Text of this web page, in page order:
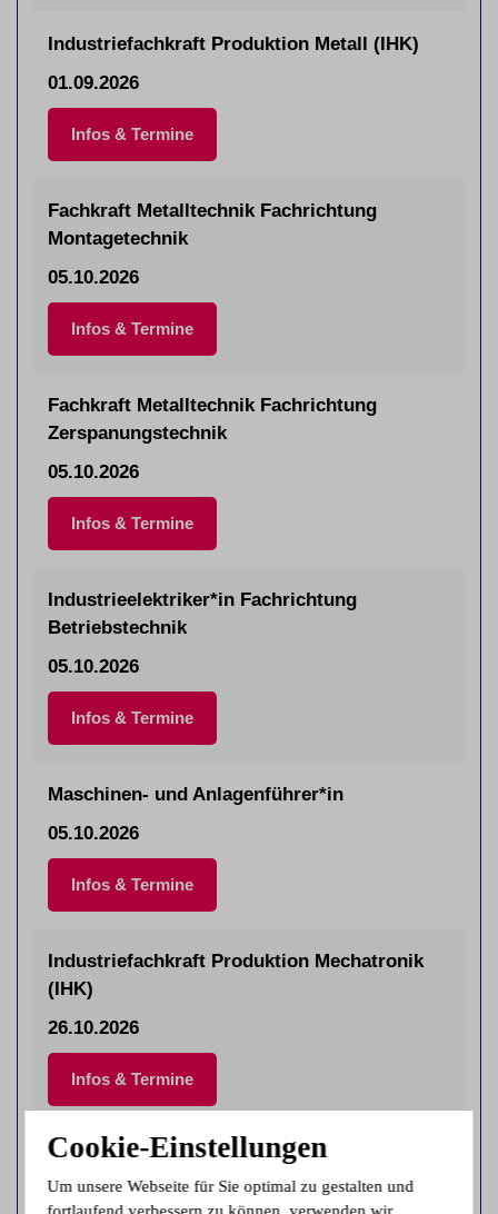
Industriefachkraft Produktion Metall (IHK)
01.09.2026
Infos & Termine
Fachkraft Metalltechnik Fachrichtung
Montagetechnik
05.10.2026
Infos & Termine
Fachkraft Metalltechnik Fachrichtung
Zerspanungstechnik
05.10.2026
Infos & Termine
Industrieelektriker*in Fachrichtung
Betriebstechnik
05.10.2026
Infos & Termine
Maschinen- und Anlagenführer*in
05.10.2026
Infos & Termine
Industriefachkraft Produktion Mechatronik
(IHK)
26.10.2026
Infos & Termine
Industriefachkraft Produktion Metall (IHK)
26.10.2026
Cookie-Einstellungen
Um unsere Webseite für Sie optimal zu gestalten und